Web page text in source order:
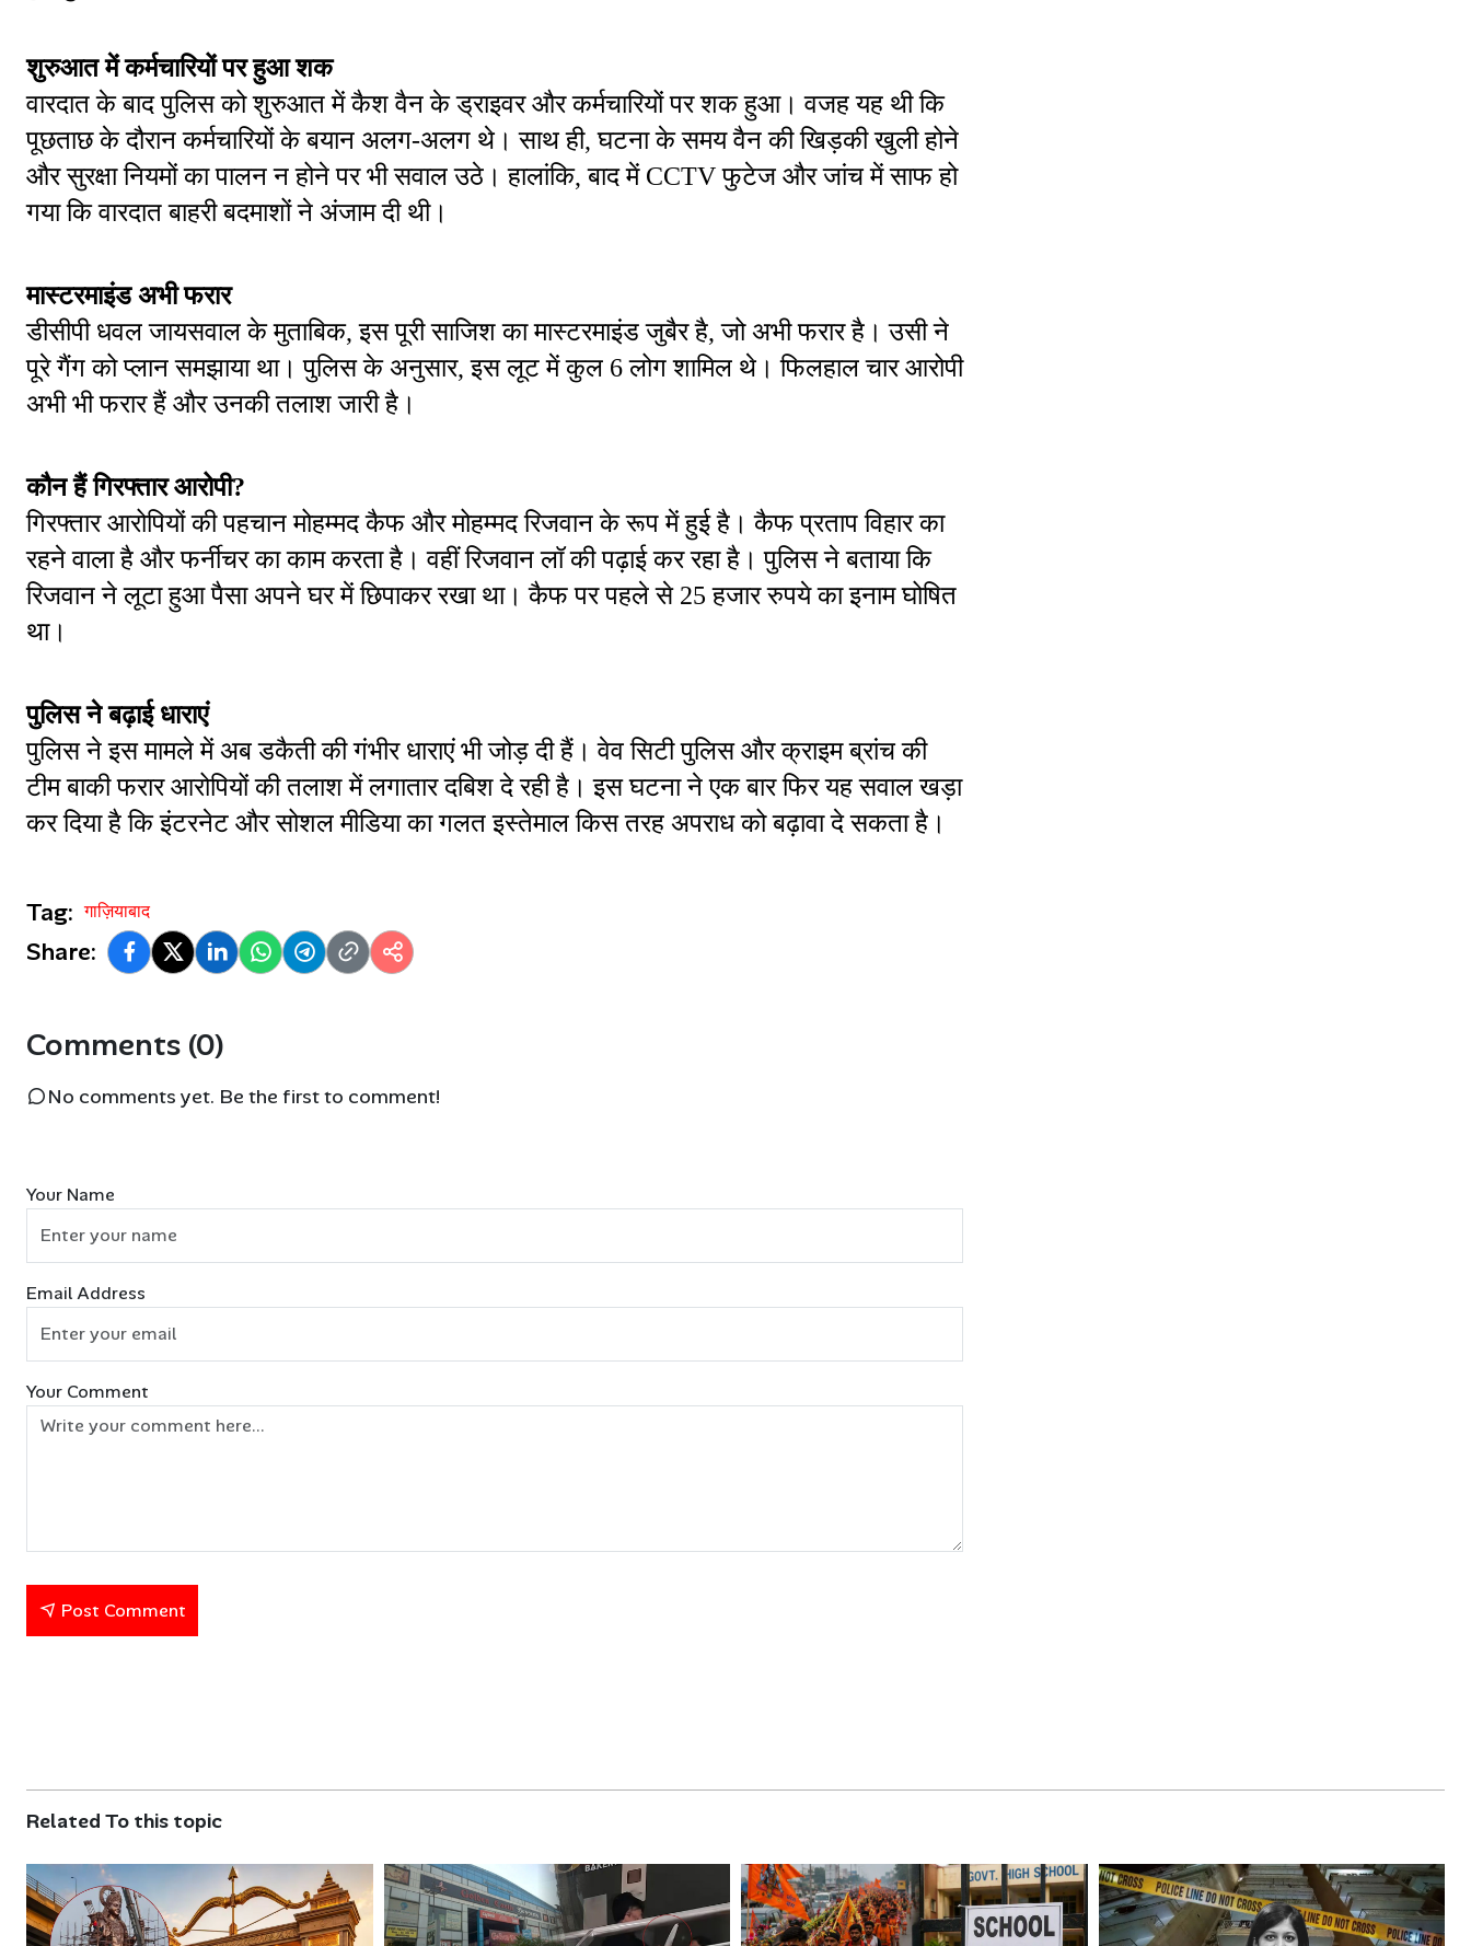
शुरुआत में कर्मचारियों पर हुआ शक
वारदात के बाद पुलिस को शुरुआत में कैश वैन के ड्राइवर और कर्मचारियों पर शक हुआ। वजह यह थी कि
पूछताछ के दौरान कर्मचारियों के बयान अलग-अलग थे। साथ ही, घटना के समय वैन की खिड़की खुली होने
और सुरक्षा नियमों का पालन न होने पर भी सवाल उठे। हालांकि, बाद में CCTV फुटेज और जांच में साफ हो
गया कि वारदात बाहरी बदमाशों ने अंजाम दी थी।
मास्टरमाइंड अभी फरार
डीसीपी धवल जायसवाल के मुताबिक, इस पूरी साजिश का मास्टरमाइंड जुबैर है, जो अभी फरार है। उसी ने
पूरे गैंग को प्लान समझाया था। पुलिस के अनुसार, इस लूट में कुल 6 लोग शामिल थे। फिलहाल चार आरोपी
अभी भी फरार हैं और उनकी तलाश जारी है।
कौन हैं गिरफ्तार आरोपी?
गिरफ्तार आरोपियों की पहचान मोहम्मद कैफ और मोहम्मद रिजवान के रूप में हुई है। कैफ प्रताप विहार का
रहने वाला है और फर्नीचर का काम करता है। वहीं रिजवान लॉ की पढ़ाई कर रहा है। पुलिस ने बताया कि
रिजवान ने लूटा हुआ पैसा अपने घर में छिपाकर रखा था। कैफ पर पहले से 25 हजार रुपये का इनाम घोषित
था।
पुलिस ने बढ़ाई धाराएं
पुलिस ने इस मामले में अब डकैती की गंभीर धाराएं भी जोड़ दी हैं। वेव सिटी पुलिस और क्राइम ब्रांच की
टीम बाकी फरार आरोपियों की तलाश में लगातार दबिश दे रही है। इस घटना ने एक बार फिर यह सवाल खड़ा
कर दिया है कि इंटरनेट और सोशल मीडिया का गलत इस्तेमाल किस तरह अपराध को बढ़ावा दे सकता है।
Tag: गाज़ियाबाद
Share:
Comments (0)
No comments yet. Be the first to comment!
Your Name
Email Address
Your Comment
Post Comment
Related To this topic